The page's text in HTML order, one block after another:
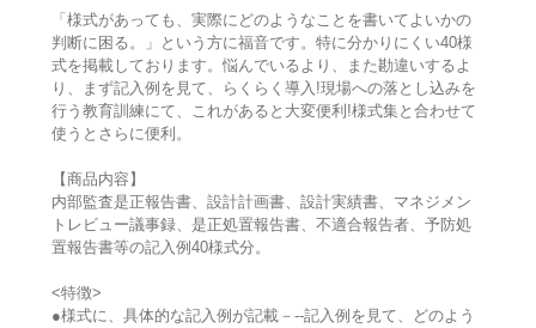
「様式があっても、実際にどのようなことを書いてよいかの
判断に困る。」という方に福音です。特に分かりにくい40様
式を掲載しております。悩んでいるより、また勘違いするよ
り、まず記入例を見て、らくらく導入!現場への落とし込みを
行う教育訓練にて、これがあると大変便利!様式集と合わせて
使うとさらに便利。
【商品内容】
内部監査是正報告書、設計計画書、設計実績書、マネジメン
トレビュー議事録、是正処置報告書、不適合報告者、予防処
置報告書等の記入例40様式分。
<特徴>
●様式に、具体的な記入例が記載－--記入例を見て、どのよう